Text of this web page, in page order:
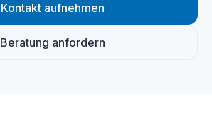
Kontakt aufnehmen
Beratung anfordern